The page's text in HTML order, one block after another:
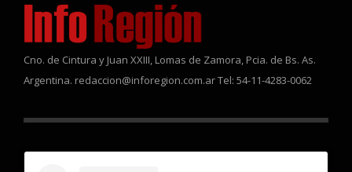
Cno. de Cintura y Juan XXIII, Lomas de Zamora, Pcia. de Bs. As.
Argentina. redaccion@inforegion.com.ar Tel: 54-11-4283-0062